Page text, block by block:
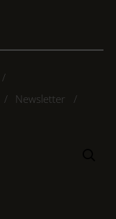
Newsletter